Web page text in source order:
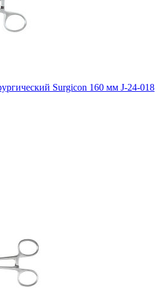
Surgicon 160 мм J-24-018